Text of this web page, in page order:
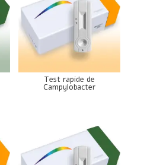
Test rapide de
Campylobacter